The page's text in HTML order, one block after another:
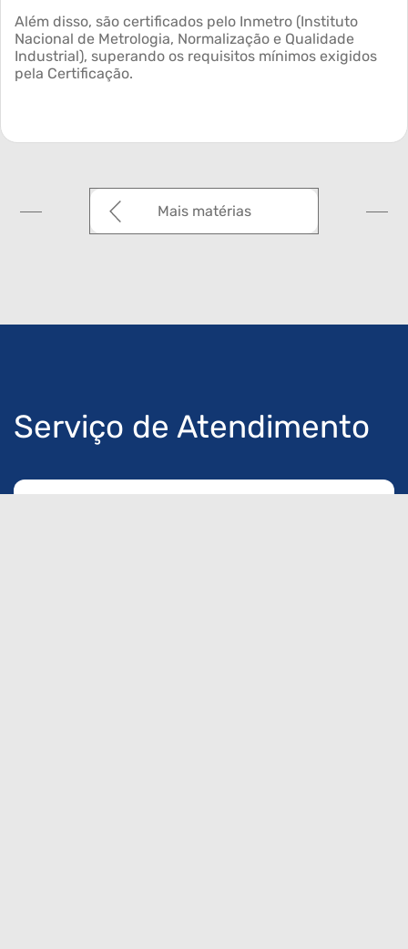
Além disso, são certificados pelo Inmetro (Instituto
Nacional de Metrologia, Normalização e Qualidade
Industrial), superando os requisitos mínimos exigidos
pela Certificação.
Mais matérias
Serviço de Atendimento